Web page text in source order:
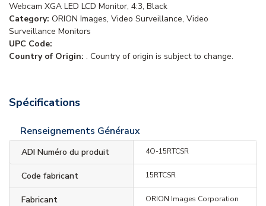
Webcam XGA LED LCD Monitor, 4:3, Black
Category: ORION Images, Video Surveillance, Video
Surveillance Monitors
UPC Code:
Country of Origin: . Country of origin is subject to change.
Spécifications
Renseignements Généraux
ADI Numéro du produit 4O-15RTCSR
Code fabricant 15RTCSR
Fabricant ORION Images Corporation